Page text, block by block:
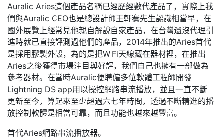
Auralic Aries這個產品名稱已經歷經數代產品了，實際上我
們與Auralic CEO也是總設計師王軒騫先生認識相當早，在
國外展覽上經常見他親自解說自家產品，在台灣還沒代理引
進時就已直接評測過他們的產品，2014年推出的Aries首代
是採用膠製外殼，為的是把WiFi天線藏在器材裡，在推出
Aries之後獲得市場注目與好評，我們自己也擁有一部做為
參考器材。在當時Auralic便聘僱多位軟體工程師開發
Lightning DS app用以操控網路串流播放，並且一直不斷
更新至今，算起來至少超過六七年時間，透過不斷精進的播
放控制軟體是相當可靠，而且功能也越來越豐富。
首代Aries網路串流播放器。